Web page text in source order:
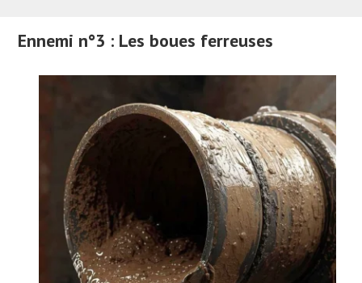
Ennemi n°3 : Les boues ferreuses